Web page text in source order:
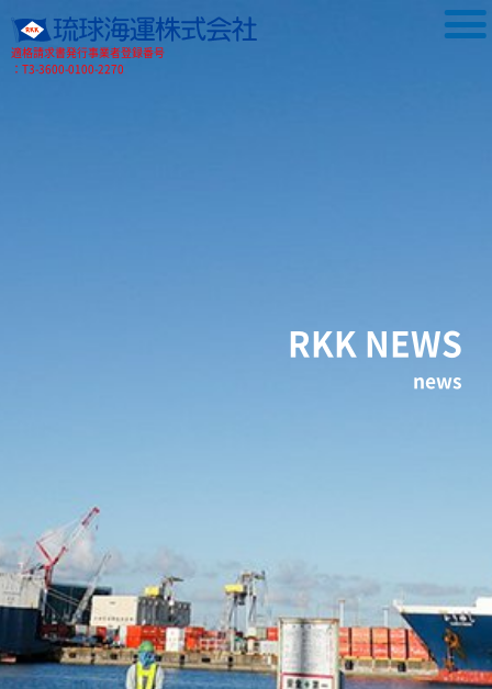
適格請求書発行事業者登録番号
：T3-3600-0100-2270
RKK NEWS
news